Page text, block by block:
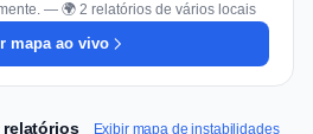
— 🌍 2 relatórios de vários locais
mapa ao vivo
relatórios Exibir mapa de instabilidades